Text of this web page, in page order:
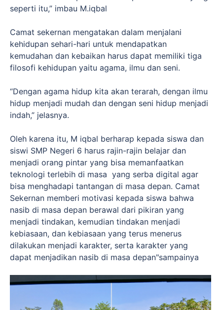
seperti itu,” imbau M.iqbal
Camat sekernan mengatakan dalam menjalani
kehidupan sehari-hari untuk mendapatkan
kemudahan dan kebaikan harus dapat memiliki tiga
filosofi kehidupan yaitu agama, ilmu dan seni.
“Dengan agama hidup kita akan terarah, dengan ilmu
hidup menjadi mudah dan dengan seni hidup menjadi
indah,” jelasnya.
Oleh karena itu, M iqbal berharap kepada siswa dan
siswi SMP Negeri 6 harus rajin-rajin belajar dan
menjadi orang pintar yang bisa memanfaatkan
teknologi terlebih di masa yang serba digital agar
bisa menghadapi tantangan di masa depan. Camat
Sekernan memberi motivasi kepada siswa bahwa
nasib di masa depan berawal dari pikiran yang
menjadi tindakan, kemudian tindakan menjadi
kebiasaan, dan kebiasaan yang terus menerus
dilakukan menjadi karakter, serta karakter yang
dapat menjadikan nasib di masa depan"sampainya